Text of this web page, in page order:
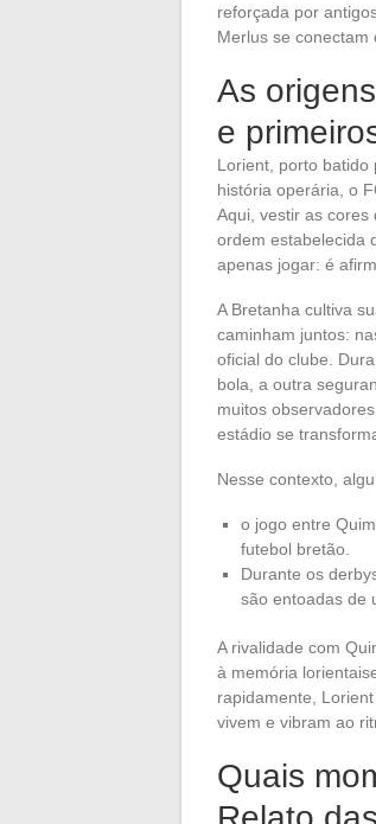
reforçada por
Merlus se conectam
As
e
Lorient, porto batido
história operária, o
Aqui, vestir as
ordem estabelecida
apenas jogar: é
A Bretanha cultiva
caminham juntos:
oficial do clube.
bola, a outra
muitos
estádio se
Nesse contexto,
o jogo entre
futebol bretão.
Durante os
são entoadas de
A rivalidade com
à memória
rapidamente,
vivem e vibram ao
Quais